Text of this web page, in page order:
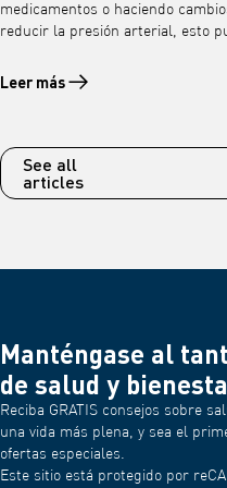
medicamentos o haciendo
reducir la presión arterial, esto
Leer más
Leer más sobre Cómo controlar
See all
articles
Manténgase al
de salud y
Reciba GRATIS consejos sobre
una vida más plena, y sea el
ofertas especiales.
Este sitio está protegido por